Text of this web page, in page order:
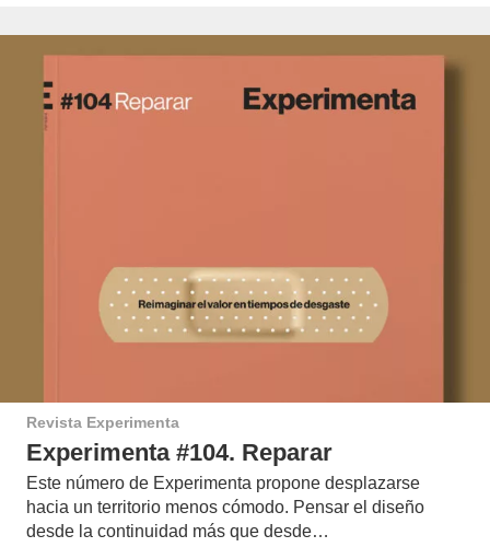
Revista Experimenta
Experimenta #104. Reparar
Este número de Experimenta propone desplazarse
hacia un territorio menos cómodo. Pensar el diseño
desde la continuidad más que desde…